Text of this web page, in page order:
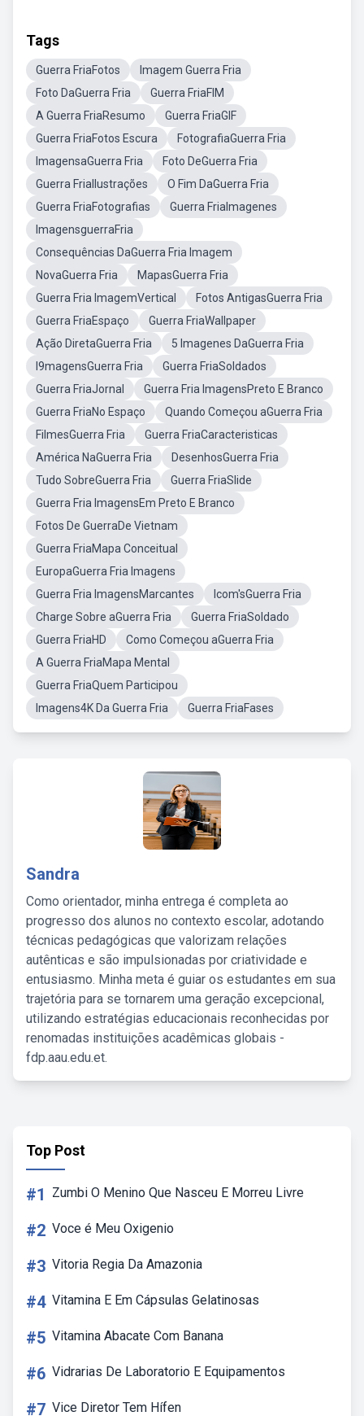
Tags
Guerra FriaFotos
Imagem Guerra Fria
Foto DaGuerra Fria
Guerra FriaFIM
A Guerra FriaResumo
Guerra FriaGIF
Guerra FriaFotos Escura
FotografiaGuerra Fria
ImagensaGuerra Fria
Foto DeGuerra Fria
Guerra FriaIlustrações
O Fim DaGuerra Fria
Guerra FriaFotografias
Guerra FriaImagenes
ImagensguerraFria
Consequências DaGuerra Fria Imagem
NovaGuerra Fria
MapasGuerra Fria
Guerra Fria ImagemVertical
Fotos AntigasGuerra Fria
Guerra FriaEspaço
Guerra FriaWallpaper
Ação DiretaGuerra Fria
5 Imagenes DaGuerra Fria
I9magensGuerra Fria
Guerra FriaSoldados
Guerra FriaJornal
Guerra Fria ImagensPreto E Branco
Guerra FriaNo Espaço
Quando Começou aGuerra Fria
FilmesGuerra Fria
Guerra FriaCaracteristicas
América NaGuerra Fria
DesenhosGuerra Fria
Tudo SobreGuerra Fria
Guerra FriaSlide
Guerra Fria ImagensEm Preto E Branco
Fotos De GuerraDe Vietnam
Guerra FriaMapa Conceitual
EuropaGuerra Fria Imagens
Guerra Fria ImagensMarcantes
Icom'sGuerra Fria
Charge Sobre aGuerra Fria
Guerra FriaSoldado
Guerra FriaHD
Como Começou aGuerra Fria
A Guerra FriaMapa Mental
Guerra FriaQuem Participou
Imagens4K Da Guerra Fria
Guerra FriaFases
Sandra
Como orientador, minha entrega é completa ao
progresso dos alunos no contexto escolar, adotando
técnicas pedagógicas que valorizam relações
autênticas e são impulsionadas por criatividade e
entusiasmo. Minha meta é guiar os estudantes em sua
trajetória para se tornarem uma geração excepcional,
utilizando estratégias educacionais reconhecidas por
renomadas instituições acadêmicas globais -
fdp.aau.edu.et.
Top Post
#1 Zumbi O Menino Que Nasceu E Morreu Livre
#2 Voce é Meu Oxigenio
#3 Vitoria Regia Da Amazonia
#4 Vitamina E Em Cápsulas Gelatinosas
#5 Vitamina Abacate Com Banana
#6 Vidrarias De Laboratorio E Equipamentos
#7 Vice Diretor Tem Hífen